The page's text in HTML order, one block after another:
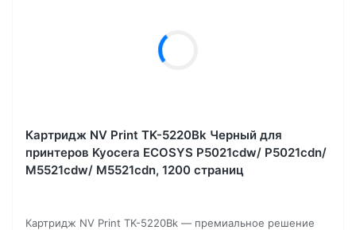
Картридж NV Print TK-5220Bk Черный для
принтеров Kyocera ECOSYS P5021cdw/ P5021cdn/
M5521cdw/ M5521cdn, 1200 страниц
Картридж NV Print TK-5220Bk — премиальное решение